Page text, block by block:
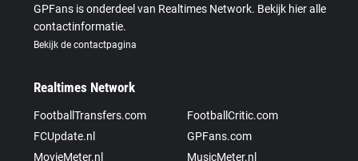
GPFans is onderdeel van Realtimes Network. Bekijk hier alle
contactinformatie.
Bekijk de contactpagina
Realtimes Network
FootballTransfers.com
FootballCritic.com
FCUpdate.nl
GPFans.com
MovieMeter.nl
MusicMeter.nl